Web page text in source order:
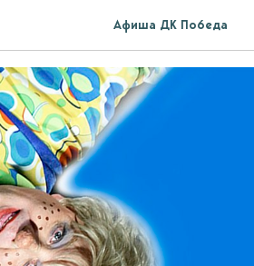
Афиша ДК Победа
живет на